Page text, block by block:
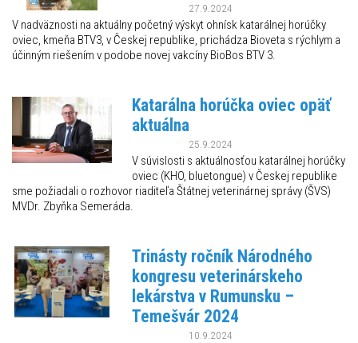
27.9.2024
V nadväznosti na aktuálny početný výskyt ohnísk katarálnej horúčky
oviec, kmeňa BTV3, v Českej republike, prichádza Bioveta s rýchlym a
účinným riešením v podobe novej vakcíny BioBos BTV 3.
Katarálna horúčka oviec opäť
aktuálna
25.9.2024
V súvislosti s aktuálnosťou katarálnej horúčky
oviec (KHO, bluetongue) v Českej republike
sme požiadali o rozhovor riaditeľa Štátnej veterinárnej správy (ŠVS)
MVDr. Zbyňka Semeráda.
Trinásty ročník Národného
kongresu veterinárskeho
lekárstva v Rumunsku –
Temešvár 2024
10.9.2024